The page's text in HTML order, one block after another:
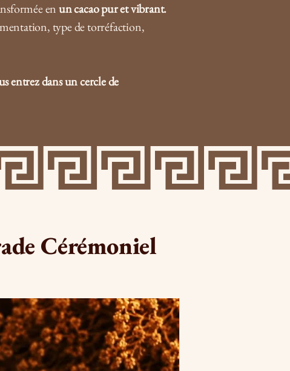
enun cacao pur et vibrant.
type de torréfaction,
entrez dans un cercle de
Cérémoniel